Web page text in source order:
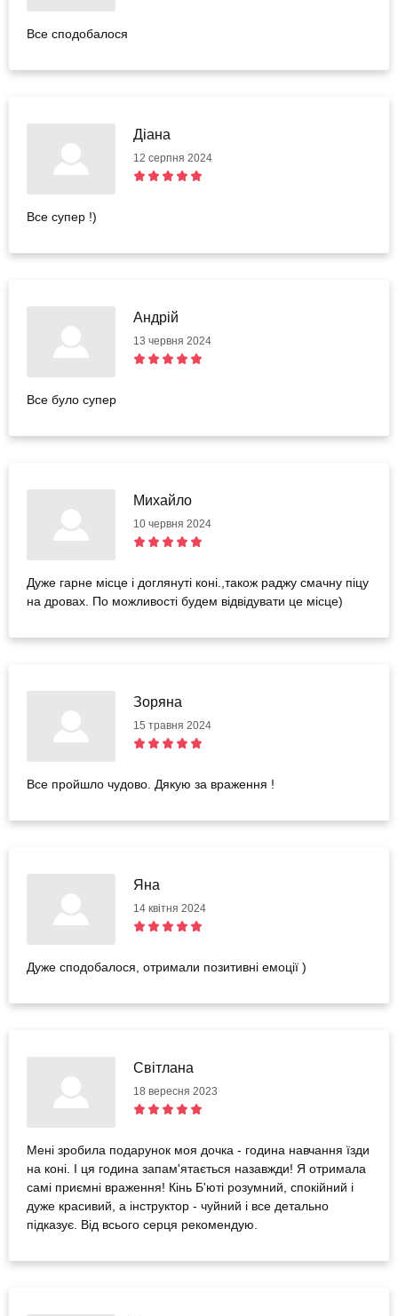
Все сподобалося
Діана
12 серпня 2024
Все супер !)
Андрій
13 червня 2024
Все було супер
Михайло
10 червня 2024
Дуже гарне місце і доглянуті коні.,також раджу смачну піцу
на дровах. По можливості будем відвідувати це місце)
Зоряна
15 травня 2024
Все пройшло чудово. Дякую за враження !
Яна
14 квітня 2024
Дуже сподобалося, отримали позитивні емоції )
Світлана
18 вересня 2023
Мені зробила подарунок моя дочка - година навчання їзди
на коні. І ця година запам'ятається назавжди! Я отримала
самі приємні враження! Кінь Б'юті розумний, спокійний і
дуже красивий, а інструктор - чуйний і все детально
підказує. Від всього серця рекомендую.